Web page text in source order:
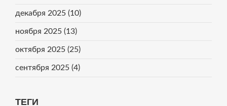
декабря 2025 (10)
ноября 2025 (13)
октября 2025 (25)
сентября 2025 (4)
ТЕГИ